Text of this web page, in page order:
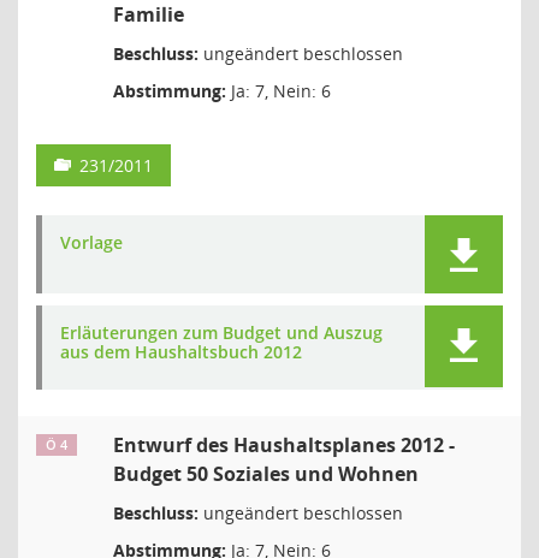
Familie
Beschluss: ungeändert beschlossen
Abstimmung: Ja: 7, Nein: 6
231/2011
Vorlage
Erläuterungen zum Budget und Auszug
aus dem Haushaltsbuch 2012
Ö 4
Entwurf des Haushaltsplanes 2012 -
Budget 50 Soziales und Wohnen
Beschluss: ungeändert beschlossen
Abstimmung: Ja: 7, Nein: 6